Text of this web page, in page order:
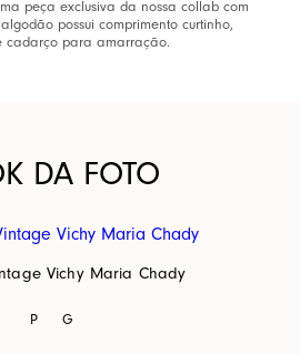
peça exclusiva da nossa collab com
possui comprimento curtinho,
cadarço para amarração.
DA FOTO
Vichy Maria Chady
P G